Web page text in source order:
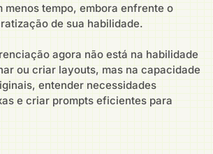
menos tempo, embora enfrente o
de sua habilidade.
agora não está na habilidade
ou criar layouts, mas na capacidade
entender necessidades
e criar prompts eficientes para